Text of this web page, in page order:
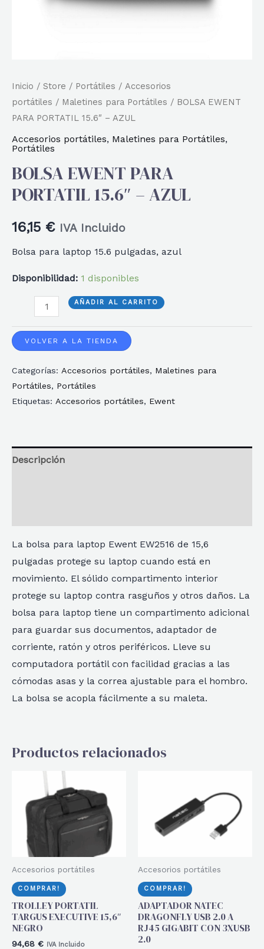
Inicio / Store / Portátiles / Accesorios
portátiles / Maletines para Portátiles / BOLSA EWENT
PARA PORTATIL 15.6″ – AZUL
Accesorios portátiles, Maletines para Portátiles,
Portátiles
BOLSA EWENT PARA
PORTATIL 15.6″ – AZUL
16,15 € IVA Incluido
Bolsa para laptop 15.6 pulgadas, azul
Disponibilidad: 1 disponibles
PARA
15.6"
-
AZUL
AÑADIR AL CARRITO
VOLVER A LA TIENDA
Categorías: Accesorios portátiles, Maletines para
Portátiles, Portátiles
Etiquetas: Accesorios portátiles, Ewent
Descripción
La bolsa para laptop Ewent EW2516 de 15,6
pulgadas protege su laptop cuando está en
movimiento. El sólido compartimento interior
protege su laptop contra rasguños y otros daños. La
bolsa para laptop tiene un compartimento adicional
para guardar sus documentos, adaptador de
corriente, ratón y otros periféricos. Lleve su
computadora portátil con facilidad gracias a las
cómodas asas y la correa ajustable para el hombro.
La bolsa se acopla fácilmente a su maleta.
Productos relacionados
Accesorios portátiles
COMPRAR!
TROLLEY PORTATIL
TARGUS EXECUTIVE 15,6″
NEGRO
94,68 € IVA Incluido
Accesorios portátiles
COMPRAR!
ADAPTADOR NATEC
DRAGONFLY USB 2.0 A
RJ45 GIGABIT CON 3XUSB
2.0